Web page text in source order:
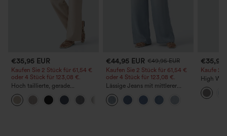
€35,95 EUR
Kaufen Sie 2 Stück für 61,54 €
oder 4 Stück für 123,08 €.
Hoch taillierte, gerade
geschnittene, legere Leinen-
Optik-Hose mit Taschen
€44,95 EUR €49,95 EUR
Kaufen Sie 2 Stück für 61,54 €
oder 4 Stück für 123,08 €.
Lässige Jeans mit mittlerer
Bundhöhe, Kordelzug und
Taschen
€35,95
Kaufe 2,
High
Straight